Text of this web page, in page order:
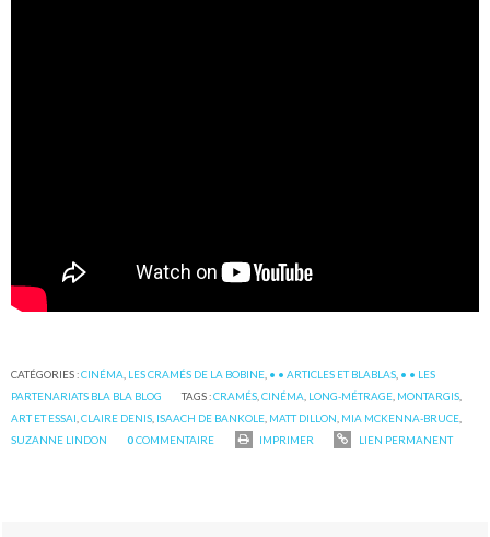
CATÉGORIES :CINÉMA LES CRAMÉS DE LA BOBINE • • ARTICLES ET BLABLAS • • LES
PARTENARIATS BLA BLA BLOG
TAGS :CRAMÉS ,CINÉMA LONG-MÉTRAGE MONTARGIS
ART ET ESSAI ,CLAIRE DENIS ISAACH DE BANKOLE MATT DILLON MIA MCKENNA-BRUCE
SUZANNE LINDON
0COMMENTAIRE IMPRIMER LIEN PERMANENT